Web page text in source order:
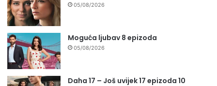
05/08/2026
Moguća ljubav 8 epizoda
05/08/2026
Daha 17 – Još uvijek 17 epizoda 10